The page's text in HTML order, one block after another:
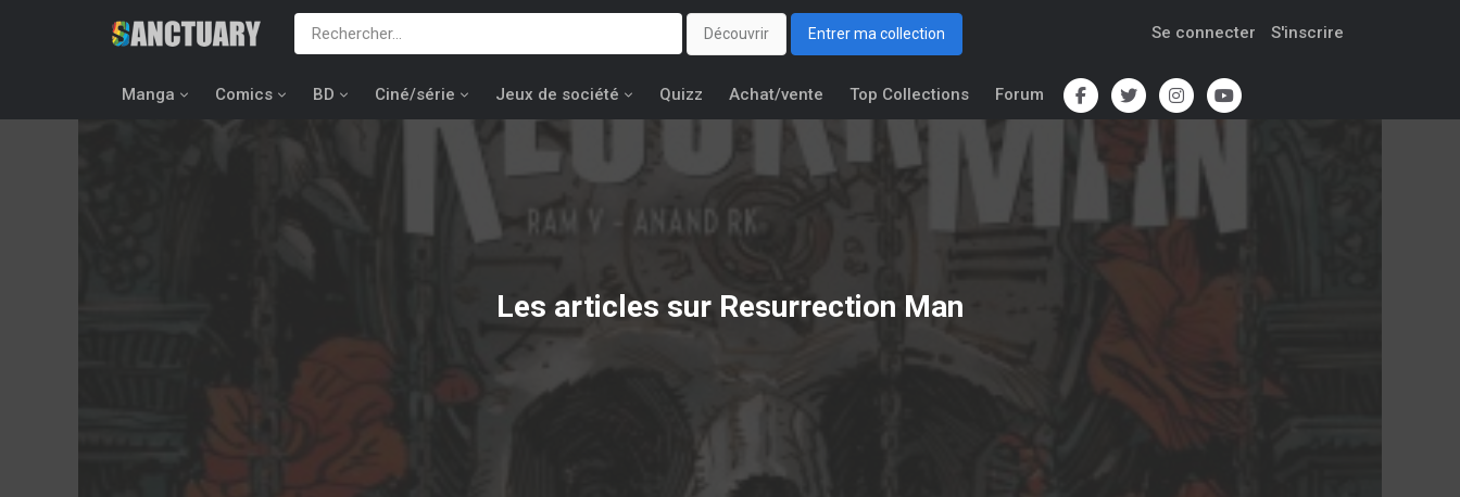
Découvrir Entrer ma collection Se connecter S'inscrire
Manga Comics BD Ciné/série Jeux de société Quizz Achat/vente Top Collections Forum
Les articles sur Resurrection Man